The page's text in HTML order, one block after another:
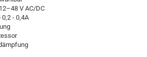
V AC/DC
- 0,4A